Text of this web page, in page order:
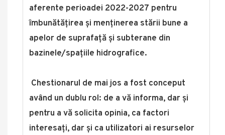
aferente perioadei 2022-2027 pentru
îmbunătățirea și menținerea stării bune a
apelor de suprafață și subterane din
bazinele/spațiile hidrografice.
Chestionarul de mai jos a fost conceput
având un dublu rol: de a vă informa, dar și
pentru a vă solicita opinia, ca factori
interesați, dar și ca utilizatori ai resurselor